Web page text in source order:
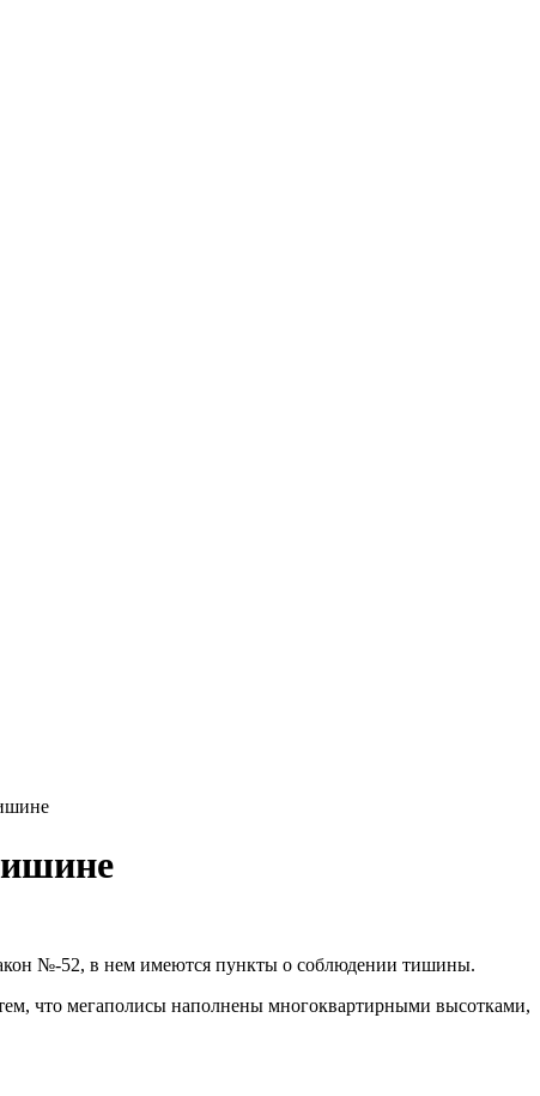
№-52, в нем имеются пункты о соблюдении тишины.
что мегаполисы наполнены многоквартирными высотками,